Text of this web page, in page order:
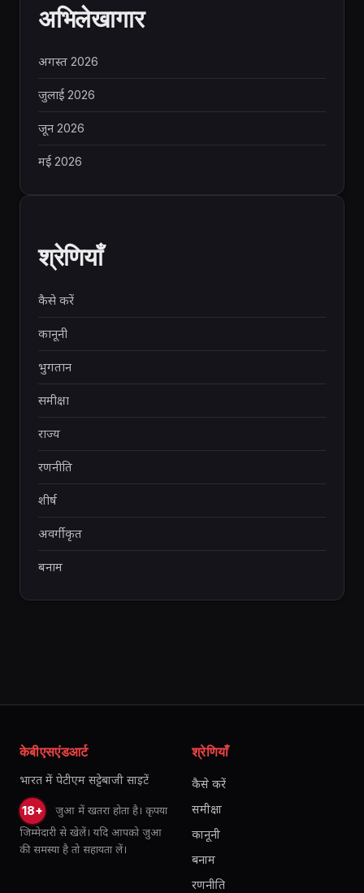
अभिलेखागार
अगस्त 2026
जुलाई 2026
जून 2026
मई 2026
श्रेणियाँ
कैसे करें
कानूनी
भुगतान
समीक्षा
राज्य
रणनीति
शीर्ष
अवर्गीकृत
बनाम
केबीएसएंडआर्ट
भारत में पेटीएम सट्टेबाजी साइटें
18+
जुआ में खतरा होता है। कृपया
जिम्मेदारी से खेलें। यदि आपको जुआ
की समस्या है तो सहायता लें।
श्रेणियाँ
कैसे करें
समीक्षा
कानूनी
बनाम
रणनीति